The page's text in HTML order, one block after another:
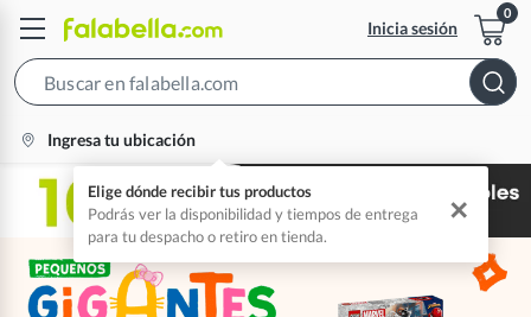
Inicia sesión
location-
Ingresa tu ubicación
Elige dónde recibir tus productos
Podrás ver la disponibilidad y tiempos de entrega
para tu despacho o retiro en tienda.
✕